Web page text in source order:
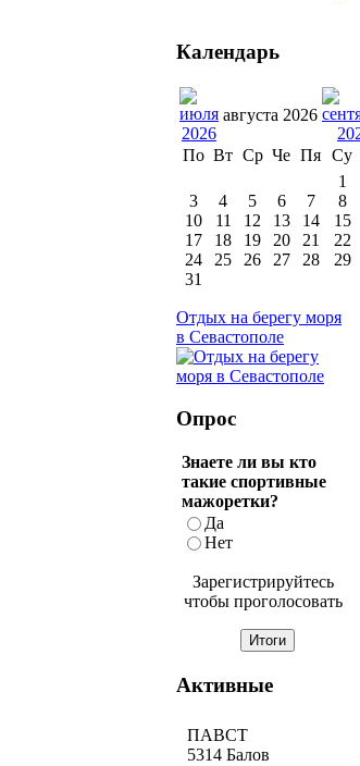
Календарь
августа 2026
По Вт Ср Че Пя Су
1
3
4 5 6 7 8
10
11 12 13 14 15
17
18 19 20 21 22
24
25 26 27 28 29
31
Отдых на берегу моря
в Севастополе
Опрос
Знаете ли вы кто
такие спортивные
мажоретки?
Да
Нет
Зарегистрируйтесь
чтобы проголосовать
Активные
ПАВСТ
5314 Балов